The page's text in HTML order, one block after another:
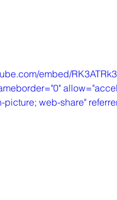
embed/
web-share"